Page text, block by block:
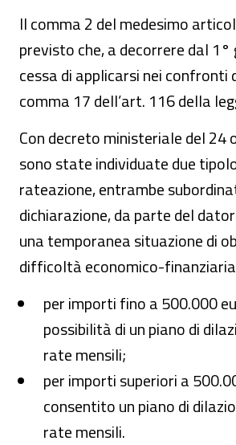
Il comma 2 del medesimo
previsto che, a decorrere dal
cessa di applicarsi nei confronti
comma 17 dell’art. 116 della
Con decreto ministeriale del
sono state individuate due
rateazione, entrambe
dichiarazione, da parte del
una temporanea situazione di
difficoltà economico-
per importi fino a 500.000
possibilità di un piano di
rate mensili;
per importi superiori a
consentito un piano di
rate mensili.